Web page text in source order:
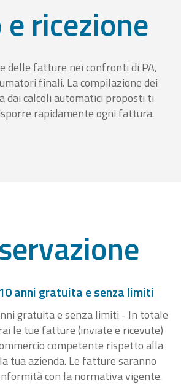
ricezione
delle fatture nei confronti di PA,
finali. La compilazione dei
dai calcoli automatici proposti ti
rapidamente ogni fattura.
anni gratuita e senza limiti
gratuita e senza limiti - In totale
le tue fatture (inviate e ricevute)
competente rispetto alla
tua azienda. Le fatture saranno
con la normativa vigente.